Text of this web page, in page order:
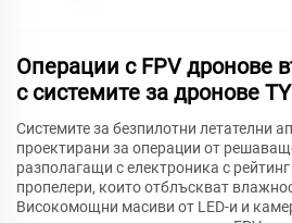
Операции с FPV дронове
с системите за дронове
Системите за безпилотни летателни
проектирани за операции от
разполагащи с електроника с
пропелери, които отблъскват
Високомощни масиви от LED-и и